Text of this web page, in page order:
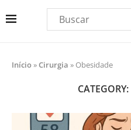
Início»Cirurgia » Obesidade
CATEGORY: